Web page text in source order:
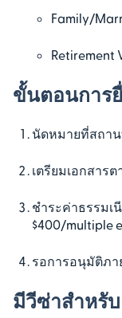
Family/
Retirement
ขั้นตอนการ
นัดหมายที่สถา
เตรียมเอกสาร
ชำระค่าธรรมเ
$400/multiple
รอการอนุมัติภา
มีวีซ่าสำหรั